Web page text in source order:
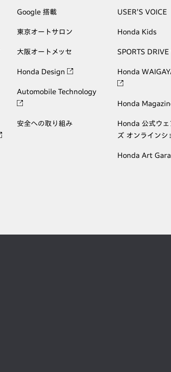
Google 搭載
東京オートサロン
大阪オートメッセ
Honda Design
Automobile Technology
安全への取り組み
USER'S VOICE
Honda Kids
SPORTS DRIVE
Honda
Honda
Honda 公式ウェ
ズ オンラインシ
Honda Art